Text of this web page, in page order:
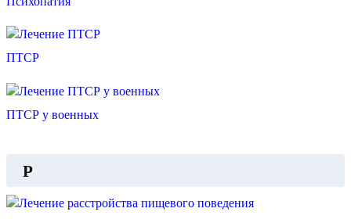
ПТСР
ПТСР у военных
Р